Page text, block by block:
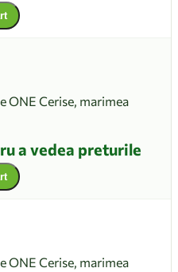
ONE Cerise, marimea
a vedea preturile
ONE Cerise, marimea